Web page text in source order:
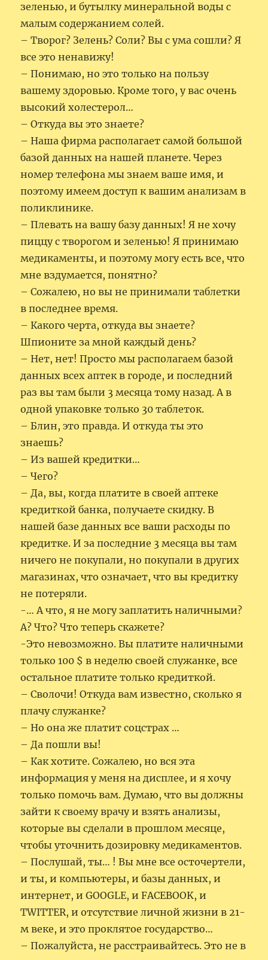
зеленью, и бутылку минеральной воды с
малым содержанием солей.
– Творог? Зелень? Соли? Вы с ума сошли? Я
все это ненавижу!
– Понимаю, но это только на пользу
вашему здоровью. Кроме того, у вас очень
высокий холестерол…
– Откуда вы это знаете?
– Наша фирма располагает самой большой
базой данных на нашей планете. Через
номер телефона мы знаем ваше имя, и
поэтому имеем доступ к вашим анализам в
поликлинике.
– Плевать на вашу базу данных! Я не хочу
пиццу с творогом и зеленью! Я принимаю
медикаменты, и поэтому могу есть все, что
мне вздумается, понятно?
– Сожалею, но вы не принимали таблетки
в последнее время.
– Какого черта, откуда вы знаете?
Шпионите за мной каждый день?
– Нет, нет! Просто мы располагаем базой
данных всех аптек в городе, и последний
раз вы там были 3 месяца тому назад. А в
одной упаковке только 30 таблеток.
– Блин, это правда. И откуда ты это
знаешь?
– Из вашей кредитки…
– Чего?
– Да, вы, когда платите в своей аптеке
кредиткой банка, получаете скидку. В
нашей базе данных все ваши расходы по
кредитке. И за последние 3 месяца вы там
ничего не покупали, но покупали в других
магазинах, что означает, что вы кредитку
не потеряли.
-… А что, я не могу заплатить наличными?
А? Что? Что теперь скажете?
-Это невозможно. Вы платите наличными
только 100 $ в неделю своей служанке, все
остальное платите только кредиткой.
– Сволочи! Откуда вам известно, сколько я
плачу служанке?
– Но она же платит соцстрах …
– Да пошли вы!
– Как хотите. Сожалею, но вся эта
информация у меня на дисплее, и я хочу
только помочь вам. Думаю, что вы должны
зайти к своему врачу и взять анализы,
которые вы сделали в прошлом месяце,
чтобы уточнить дозировку медикаментов.
– Послушай, ты… ! Вы мне все осточертели,
и ты, и компьютеры, и базы данных, и
интернет, и GOOGLE, и FAСEBOOK, и
TWITTER, и отсутствие личной жизни в 21-
м веке, и это проклятое государство…
– Пожалуйста, не расстраивайтесь. Это не в